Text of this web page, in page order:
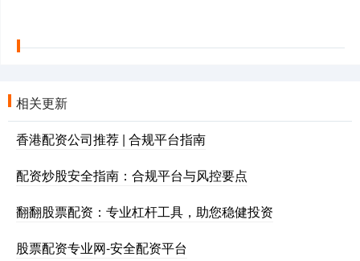
相关更新
香港配资公司推荐 | 合规平台指南
配资炒股安全指南：合规平台与风控要点
翻翻股票配资：专业杠杆工具，助您稳健投资
股票配资专业网-安全配资平台